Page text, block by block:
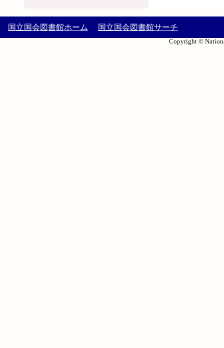
国立国会図書館ホーム 国立国会図書館サーチ
Copyright ©